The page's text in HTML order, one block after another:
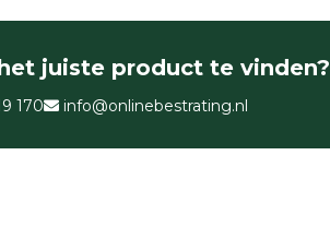
juiste product te vinden?
170 info@onlinebestrating.nl